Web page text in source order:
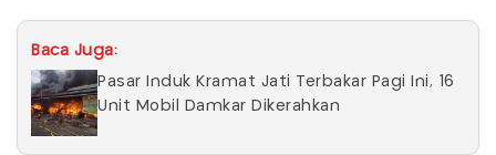
Baca Juga:
Pasar Induk Kramat Jati Terbakar Pagi Ini, 16
Unit Mobil Damkar Dikerahkan